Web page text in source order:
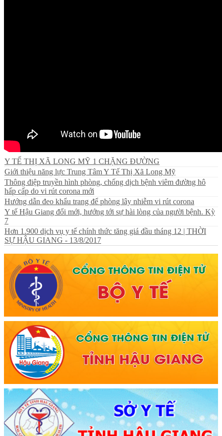
Y TẾ THỊ XÃ LONG MỸ 1 CHẶNG ĐƯỜNG
Giới thiệu năng lực Trung Tâm Y Tế Thị Xã Long Mỹ
Thông điệp truyền hình phòng, chống dịch bệnh viêm đường hô
hấp cấp do vi rút corona mới
Hướng dẫn đeo khẩu trang để phòng lây nhiễm vi rút corona
Y tế Hậu Giang đổi mới, hướng tới sự hài lòng của người bệnh. Kỳ
7
Hơn 1.900 dịch vụ y tế chính thức tăng giá đầu tháng 12 | THỜI
SỰ HẬU GIANG - 13/8/2017